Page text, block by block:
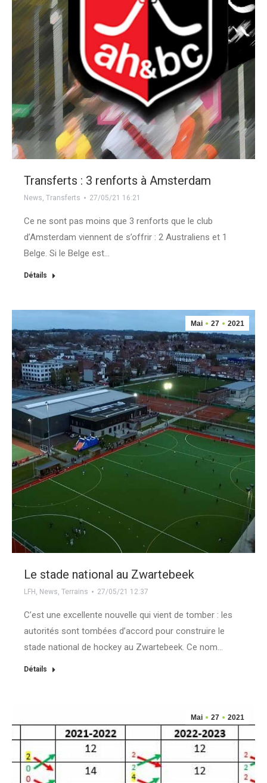
Transferts : 3 renforts à Amsterdam
News, Transferts 27/05/21 16:21
Ce ne sont pas moins que 3 renforts que le club
d’Amsterdam viennent de s’offrir : 2 Australiens et 1
Belge. Si le Belge est…
Détails
Mai 27 2021
Le stade national au Zwartebeek
LFH , News, Terrains 27/05/21 12:37
C’est une excellente nouvelle qui vient de tomber : les
autorités sont tombées d’accord pour construire le
stade national de hockey au Zwartebeek. Ce nom…
Détails
Mai 27 2021